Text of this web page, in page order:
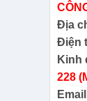
Địa
Điện
Kinh
228